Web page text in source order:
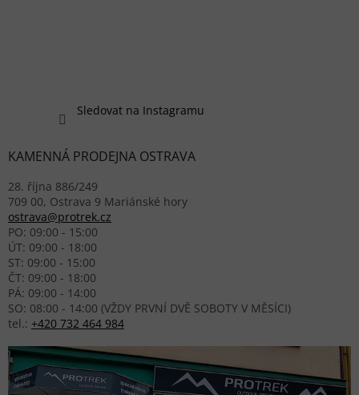
Sledovat na Instagramu
KAMENNÁ PRODEJNA OSTRAVA
28. října 886/249
709 00, Ostrava 9 Mariánské hory
ostrava@protrek.cz
PO: 09:00 - 15:00
ÚT: 09:00 - 18:00
ST: 09:00 - 15:00
ČT: 09:00 - 18:00
PÁ: 09:00 - 14:00
SO: 08:00 - 14:00 (VŽDY PRVNÍ DVĚ SOBOTY V MĚSÍCI)
tel.: +420 732 464 984